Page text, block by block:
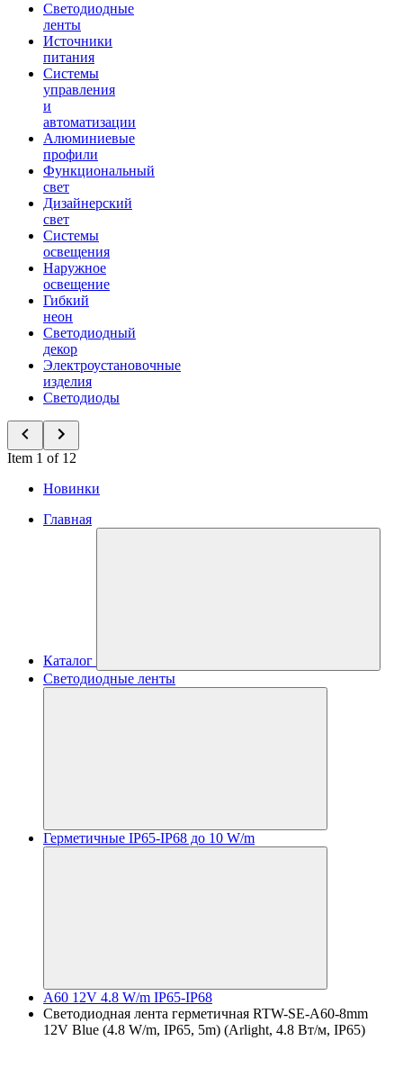
Светодиодные
ленты
Источники
питания
Системы
управления
и
автоматизации
Алюминиевые
профили
Функциональный
свет
Дизайнерский
свет
Системы
освещения
Наружное
освещение
Гибкий
неон
Светодиодный
декор
Электроустановочные
изделия
Светодиоды
Item 1 of 12
Новинки
Главная
Каталог
Светодиодные ленты
Герметичные IP65-IP68 до 10 W/m
A60 12V 4.8 W/m IP65-IP68
Светодиодная лента герметичная RTW-SE-A60-8mm
12V Blue (4.8 W/m, IP65, 5m) (Arlight, 4.8 Вт/м, IP65)